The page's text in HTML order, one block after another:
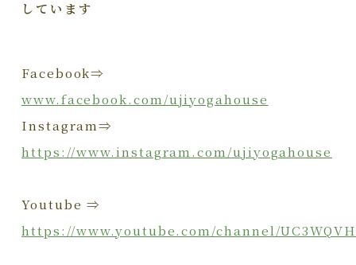
しています
Facebook⇒
www.facebook.com/ujiyogahouse
Instagram⇒
https://www.instagram.com/ujiyogahouse
Youtube ⇒
https://www.youtube.com/channel/